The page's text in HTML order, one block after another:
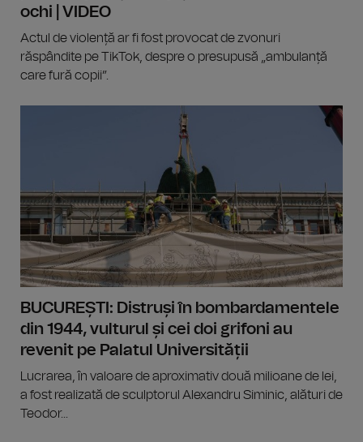
ochi | VIDEO
Actul de violență ar fi fost provocat de zvonuri
răspândite pe TikTok, despre o presupusă „ambulanță
care fură copii”.
BUCUREȘTI: Distruși în bombardamentele
din 1944, vulturul și cei doi grifoni au
revenit pe Palatul Universității
Lucrarea, în valoare de aproximativ două milioane de lei,
a fost realizată de sculptorul Alexandru Siminic, alături de
Teodor...